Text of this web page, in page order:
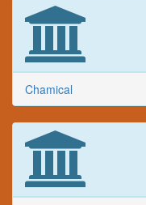
Chamical